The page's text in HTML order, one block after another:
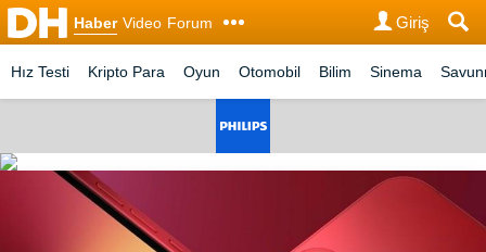
Haber Video Forum Giriş
Hız Testi Kripto Para Oyun Otomobil Bilim Sinema